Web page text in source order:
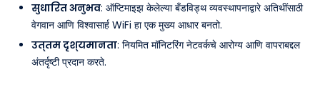
सुधारित अनुभव: ऑप्टिमाइझ केलेल्या बँडविड्थ व्यवस्थापनाद्वारे अतिथींसाठी
वेगवान आणि विश्वासार्ह WiFi हा एक मुख्य आधार बनतो.
उत्तम दृश्यमानता: नियमित मॉनिटरिंग नेटवर्कचे आरोग्य आणि वापराबद्दल
अंतर्दृष्टी प्रदान करते.